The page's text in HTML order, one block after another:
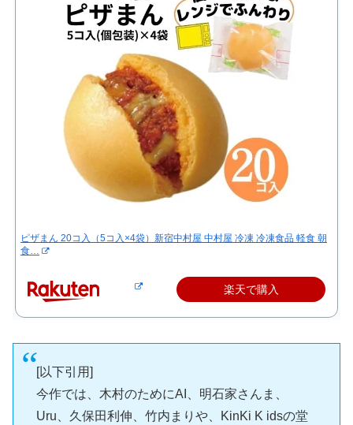
ピザまん 20コ入（5コ入×4袋）新宿中村屋 中村屋 冷凍 冷凍食品 軽食 朝
食…
楽天で購入
[以下引用]
今作では、木村のためにAI、明石家さんま、
Uru、久保田利伸、竹内まりや、KinKi K idsの堂